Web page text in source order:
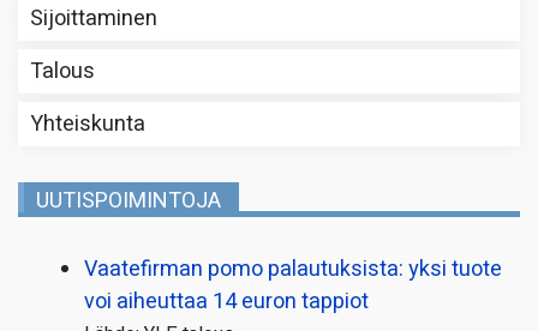
Sijoittaminen
Talous
Yhteiskunta
UUTISPOIMINTOJA
Vaatefirman pomo palautuksista: yksi tuote
voi aiheuttaa 14 euron tappiot